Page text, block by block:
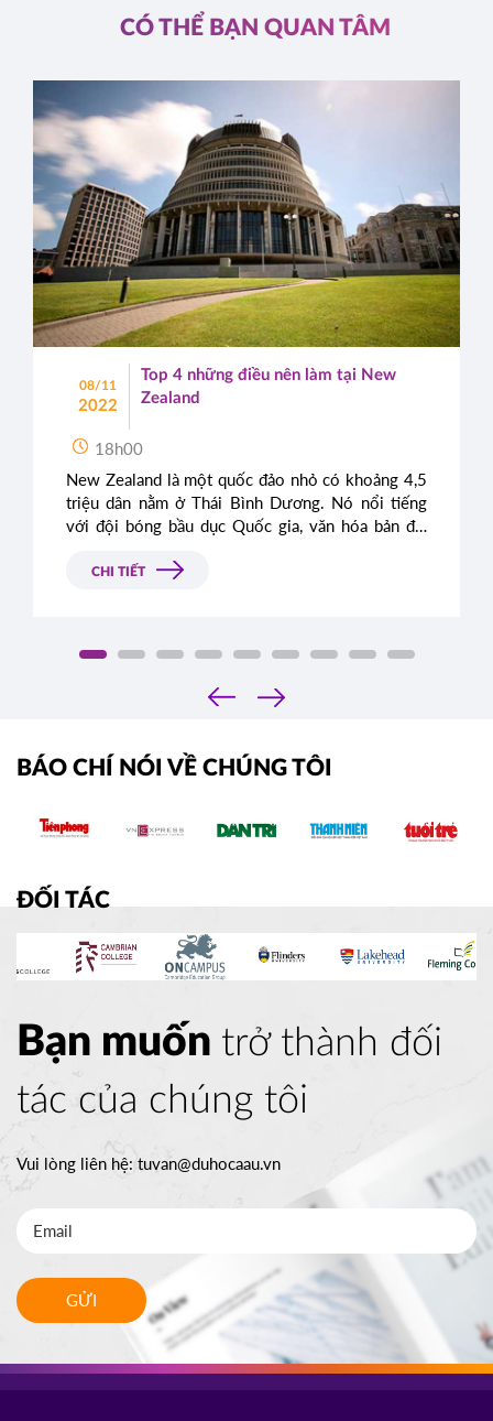
CÓ THỂ BẠN QUAN TÂM
08/11
2022
Top 4 những điều nên làm tại New
Zealand
18h00
New Zealand là một quốc đảo nhỏ có khoảng 4,5
triệu dân nằm ở Thái Bình Dương. Nó nổi tiếng
với đội bóng bầu dục Quốc gia, văn hóa bản địa
CHI TIẾT
‹
›
BÁO CHÍ NÓI VỀ CHÚNG TÔI
ĐỐI TÁC
Bạn muốn trở thành đối
tác của chúng tôi
Vui lòng liên hệ:tuvan@duhocaau.vn
GỬI